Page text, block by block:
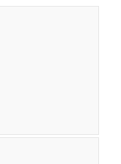
в Mac OS
с помощью Cyberduck в